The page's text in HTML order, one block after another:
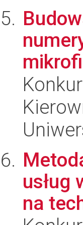
usług
na